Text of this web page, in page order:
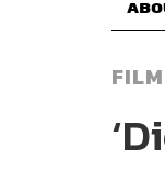
FILM